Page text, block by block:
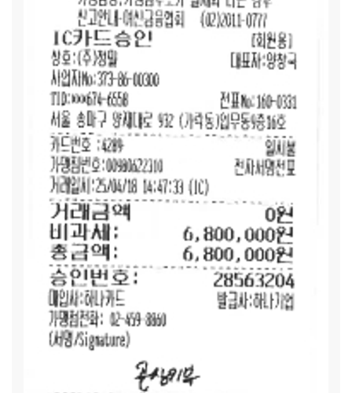
너무 힘든 현실입니다.[은지(가명) / (기초생활수급 가정, 4
인 가구)]:“암 투병하면서 몸이 힘들어지니까 매일 아이들 식
사 챙기는 게 쉽지 않더라고요. 남편 외벌이로 제 의료비에 두
아이의 학비, 생활비에 다 감당하려니 막막하더라고요. 식료품
키트 전달 받을 수 있다면, 한동안 먹거리 걱정이라도 덜었으면
좋겠습니다.”[소진(가명) / (저소득가정, 6인 가구)]:“아이들
아빠 소득이 많은 편이 아니라, 제가 종종 아르바이트하면서 생
활비를 보탰는데 네 아이의 육아에, 출산과 육아를 하다 보니
경력 단절로 다시 일을 구하기도 쉽지 않더라고요. 식당이나 몸
을 쓰는 일을 주로 하다 보니 제 몸도, 아이들도 챙기지 못하는
것 같아 속상한 마음입니다.” [승훈(가명) / (저소득가정, 4인
가구)]:승훈(가명)이는 원래 ㅁㅁ 종목 국가대표가 꿈이었습니
다. 체육특기생으로 ㅁㅁ부가 있는 고등학교로 진학했어야 하
나, 집에서 지원해 주기 어렵다 보니 집안 형편에 맞추어 승훈
(가명)이가 잘하고 좋아하는 운동을 포기했습니다.[희진(가
명) / (저소득·장애인 가정, 3인 가구)]:“아이 아빠가 일을 나
가고는 있는데 소득이 적어요. 제가 장애를 가지고 있다 보니
다른 엄마들처럼 나가서 아이들 새 학기 준비물을 사주는 것도,
아이들 식사도 잘 챙겨주기가 어렵더라고요. 이번 기회를 통해
부족한 엄마 역할을 조금이나마 채워주고 싶은 엄마 마음입니